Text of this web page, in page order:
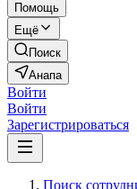
Помощь
Ещё
Поиск
Анапа
Войти
Войти
Зарегистрироваться
Поиск